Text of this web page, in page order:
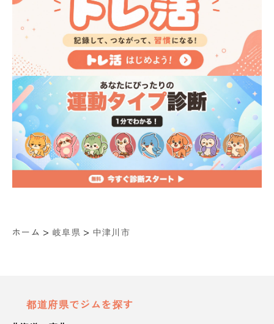
ホーム > 岐阜県 > 中津川市
都道府県でジムを探す